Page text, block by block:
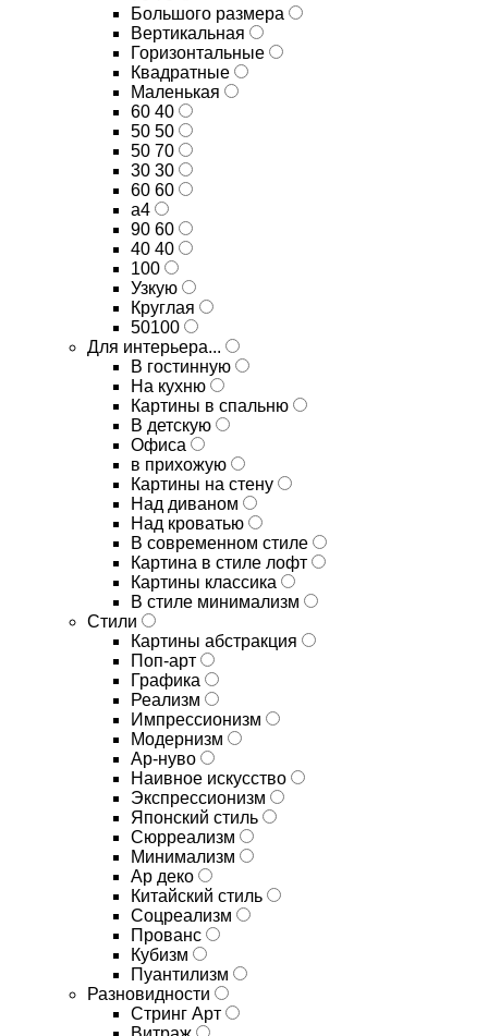
Большого размера
Вертикальная
Горизонтальные
Квадратные
Маленькая
60 40
50 50
50 70
30 30
60 60
а4
90 60
40 40
100
Узкую
Круглая
50100
Для интерьера...
В гостинную
На кухню
Картины в спальню
В детскую
Офиса
в прихожую
Картины на стену
Над диваном
Над кроватью
В современном стиле
Картина в стиле лофт
Картины классика
В стиле минимализм
Стили
Картины абстракция
Поп-арт
Графика
Реализм
Импрессионизм
Модернизм
Ар-нуво
Наивное искусство
Экспрессионизм
Японский стиль
Сюрреализм
Минимализм
Ар деко
Китайский стиль
Соцреализм
Прованс
Кубизм
Пуантилизм
Разновидности
Стринг Арт